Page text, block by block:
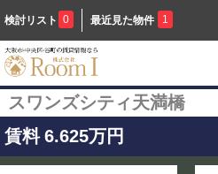
検討リスト 0 最近見た物件 1
スワンズシティ天満橋
賃料 6.625万円